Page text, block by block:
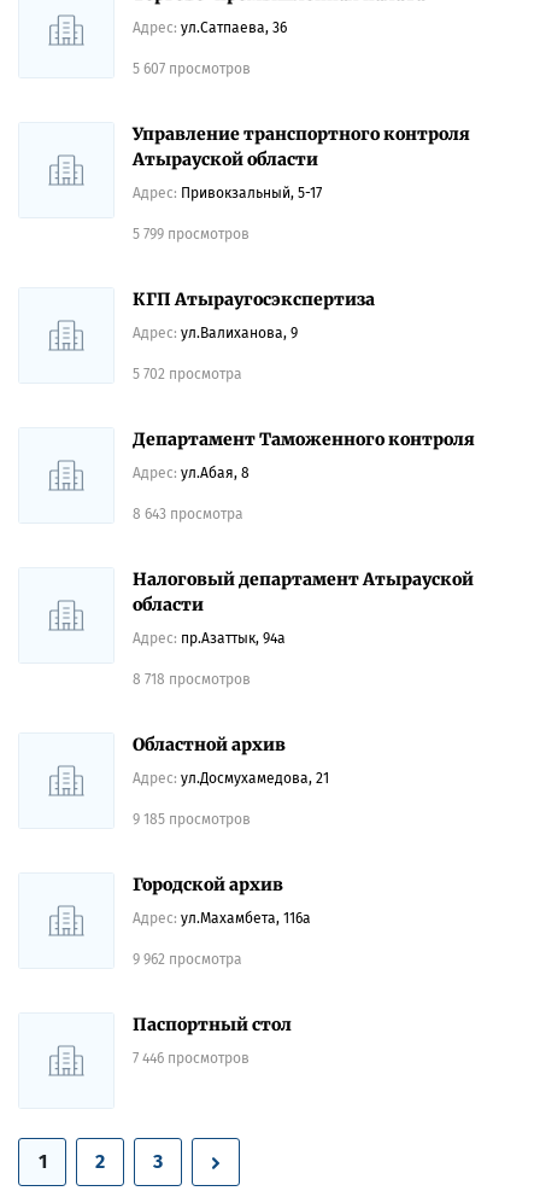
Адрес: ул.Сатпаева, 36
5 607 просмотров
Управление транспортного контроля
Атырауской области
Адрес: Привокзальный, 5-17
5 799 просмотров
КГП Атыраугосэкспертиза
Адрес: ул.Валиханова, 9
5 702 просмотра
Департамент Таможенного контроля
Адрес: ул.Абая, 8
8 643 просмотра
Налоговый департамент Атырауской
области
Адрес: пр.Азаттык, 94а
8 718 просмотров
Областной архив
Адрес: ул.Досмухамедова, 21
9 185 просмотров
Городской архив
Адрес: ул.Махамбета, 116а
9 962 просмотра
Паспортный стол
7 446 просмотров
1 2 3